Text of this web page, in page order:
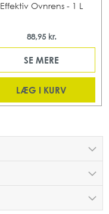
Effektiv Ovnrens - 1 L
88,95 kr.
SE MERE
LÆG I KURV